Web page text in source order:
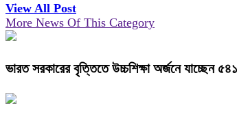
View All Post
More News Of This Category
ভারত সরকারের বৃত্তিতে উচ্চশিক্ষা অর্জনে যাচ্ছেন ৫৪১